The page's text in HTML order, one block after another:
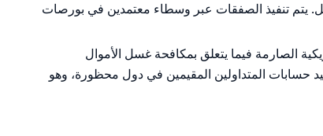
يتم تنفيذ الصفقات عبر وسطاء معتمدين في بورصات
الصارمة فيما يتعلق بمكافحة غسل الأموال
حسابات المتداولين المقيمين في دول محظورة، وهو